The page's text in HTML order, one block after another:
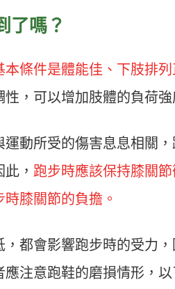
了嗎？
本條件是體能佳、下肢排列
，可以增加肢體的負荷強
動所受的傷害息息相關
， 跑步時應該保持膝關
膝關節的負擔。
都會影響跑步時的受力
應注意跑鞋的磨損情形，